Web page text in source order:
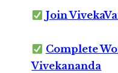
Join
Complete
Vivekananda